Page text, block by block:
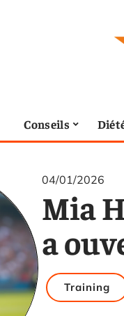
Conseils
04/01/2026
Mia
a
Training